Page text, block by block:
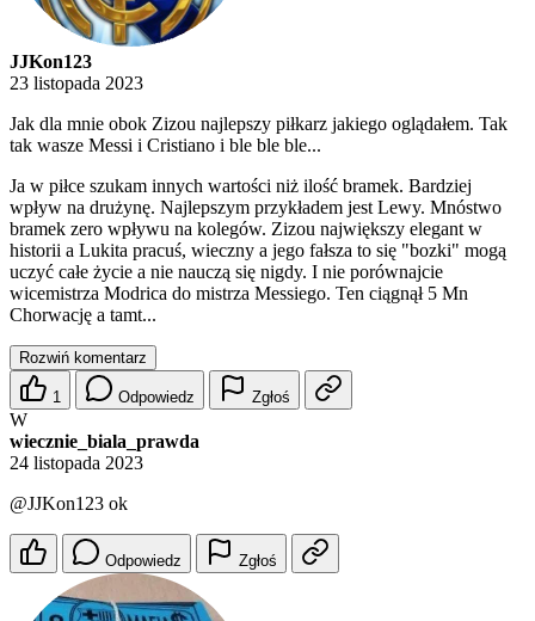
JJKon123
23 listopada 2023
Jak dla mnie obok Zizou najlepszy piłkarz jakiego oglądałem. Tak
tak wasze Messi i Cristiano i ble ble ble...
Ja w piłce szukam innych wartości niż ilość bramek. Bardziej
wpływ na drużynę. Najlepszym przykładem jest Lewy. Mnóstwo
bramek zero wpływu na kolegów. Zizou największy elegant w
historii a Lukita pracuś, wieczny a jego fałsza to się "bozki" mogą
uczyć całe życie a nie nauczą się nigdy. I nie porównajcie
wicemistrza Modrica do mistrza Messiego. Ten ciągnął 5 Mn
Chorwację a tamt...
Rozwiń komentarz
1 Odpowiedz Zgłoś
W
wiecznie_biala_prawda
24 listopada 2023
@JJKon123 ok
Odpowiedz Zgłoś